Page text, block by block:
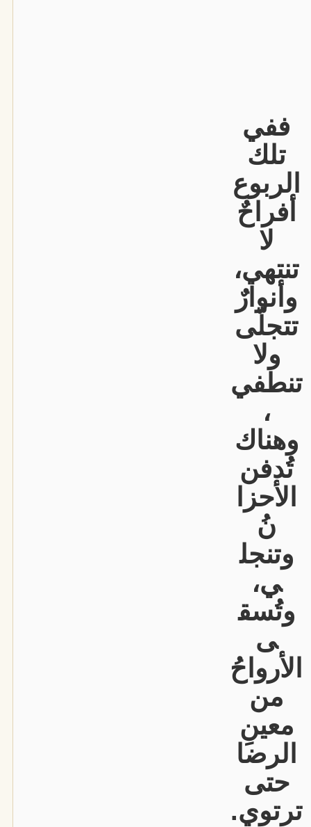
ففي
تلك
الربوع
أفراحٌ
لا
تنتهي،
وأنوارٌ
تتجلّى
ولا
تنطفي
،
وهناك
تُدفن
الأحزا
نُ
وتنجل
ي،
وتُسق
ى
الأرواحُ
من
معينِ
الرضا
حتى
ترتوي.